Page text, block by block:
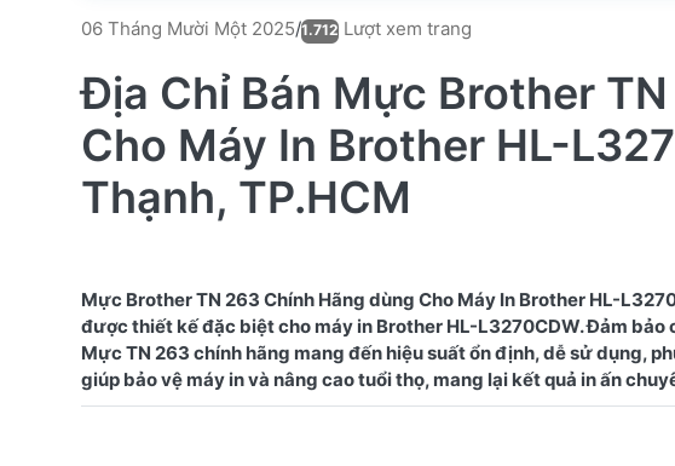
06 Tháng Mười Một 2025/1.712 Lượt xem trang
Địa Chỉ Bán Mực Brother
Cho Máy In Brother HL-
Thạnh, TP.HCM
Mực Brother TN 263 Chính Hãng dùng Cho Máy In Brother HL-
được thiết kế đặc biệt cho máy in Brother HL-L3270CDW. Đảm
Mực TN 263 chính hãng mang đến hiệu suất ổn định, dễ sử dụng,